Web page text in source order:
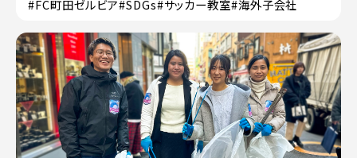
#FC町田ゼルビア#SDGs#サッカー教室#海外子会社